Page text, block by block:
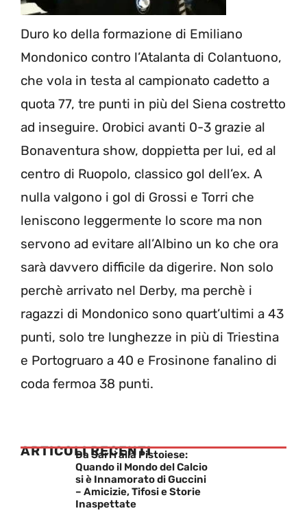
Duro ko della formazione di Emiliano
Mondonico contro l’Atalanta di Colantuono,
che vola in testa al campionato cadetto a
quota 77, tre punti in più del Siena costretto
ad inseguire. Orobici avanti 0-3 grazie al
Bonaventura show, doppietta per lui, ed al
centro di Ruopolo, classico gol dell’ex. A
nulla valgono i gol di Grossi e Torri che
leniscono leggermente lo score ma non
servono ad evitare all’Albino un ko che ora
sarà davvero difficile da digerire. Non solo
perchè arrivato nel Derby, ma perchè i
ragazzi di Mondonico sono quart’ultimi a 43
punti, solo tre lunghezze in più di Triestina
e Portogruaro a 40 e Frosinone fanalino di
coda fermoa 38 punti.
ARTICOLI RECENTI
Da Sarri alla Pistoiese:
Quando il Mondo del Calcio
si è Innamorato di Guccini
– Amicizie, Tifosi e Storie
Inaspettate